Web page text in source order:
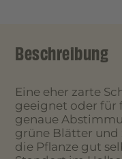
Beschreibung
Eine eher zarte
geeignet oder für
genaue
grüne Blätter und
die Pflanze gut